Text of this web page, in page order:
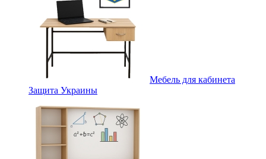
Мебель для кабинета
Защита Украины